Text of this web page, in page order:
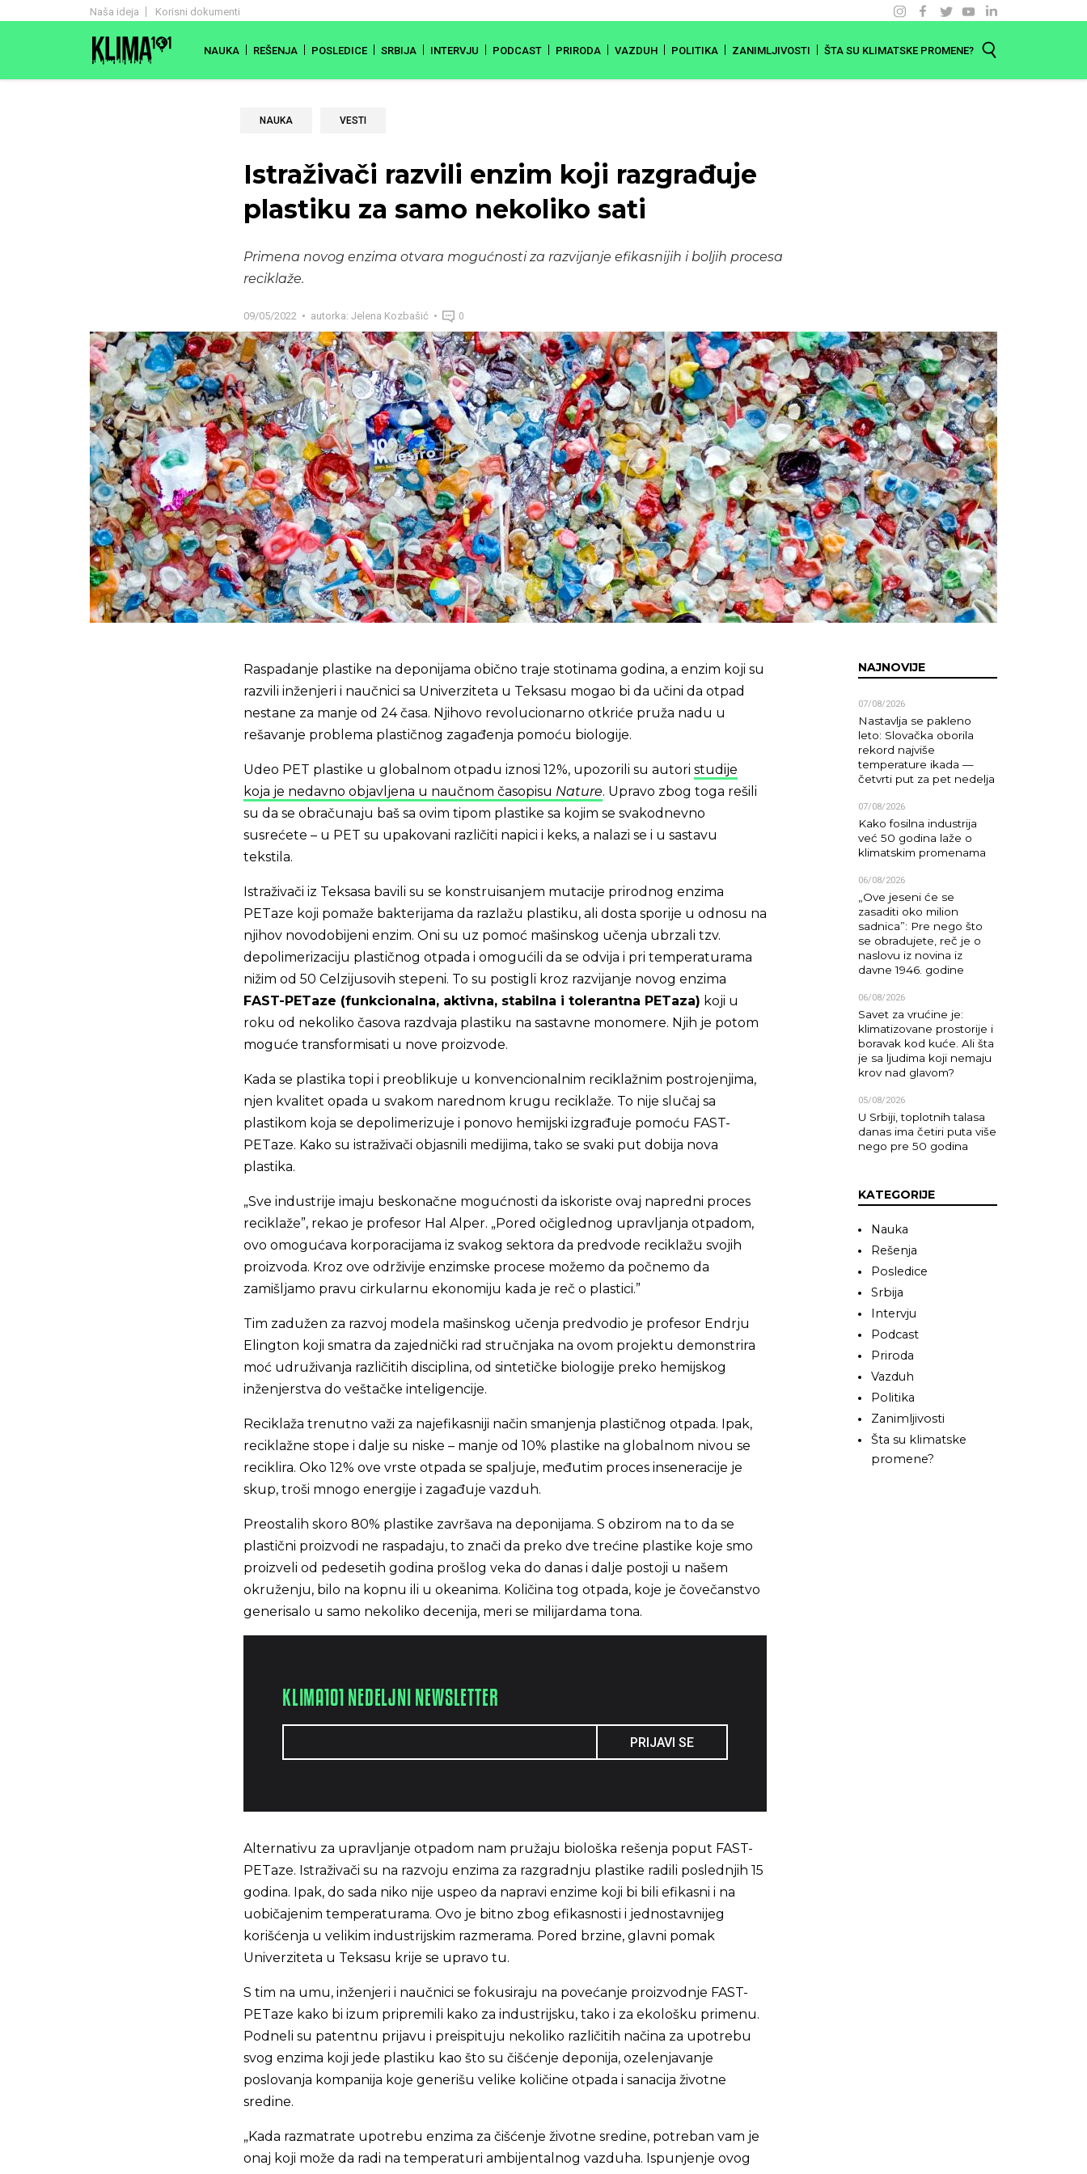
Naša ideja Korisni dokumenti
NAUKA REŠENJA POSLEDICE SRBIJA INTERVJU PODCAST PRIRODA VAZDUH POLITIKA ZANIMLJIVOSTI ŠTA SU KLIMATSKE PROMENE?
NAUKA VESTI
Istraživači razvili enzim koji razgrađuje
plastiku za samo nekoliko sati
Primena novog enzima otvara mogućnosti za razvijanje efikasnijih i boljih procesa
reciklaže.
09/05/2022 autorka: Jelena Kozbašić 0
Raspadanje plastike na deponijama obično traje stotinama godina, a enzim koji su
razvili inženjeri i naučnici sa Univerziteta u Teksasu mogao bi da učini da otpad
nestane za manje od 24 časa. Njihovo revolucionarno otkriće pruža nadu u
rešavanje problema plastičnog zagađenja pomoću biologije.
Udeo PET plastike u globalnom otpadu iznosi 12%, upozorili su autori studije
koja je nedavno objavljena u naučnom časopisu Nature. Upravo zbog toga rešili
su da se obračunaju baš sa ovim tipom plastike sa kojim se svakodnevno
susrećete – u PET su upakovani različiti napici i keks, a nalazi se i u sastavu
tekstila.
Istraživači iz Teksasa bavili su se konstruisanjem mutacije prirodnog enzima
PETaze koji pomaže bakterijama da razlažu plastiku, ali dosta sporije u odnosu na
njihov novodobijeni enzim. Oni su uz pomoć mašinskog učenja ubrzali tzv.
depolimerizaciju plastičnog otpada i omogućili da se odvija i pri temperaturama
nižim od 50 Celzijusovih stepeni. To su postigli kroz razvijanje novog enzima
FAST-PETaze (funkcionalna, aktivna, stabilna i tolerantna PETaza) koji u
roku od nekoliko časova razdvaja plastiku na sastavne monomere. Njih je potom
moguće transformisati u nove proizvode.
Kada se plastika topi i preoblikuje u konvencionalnim reciklažnim postrojenjima,
njen kvalitet opada u svakom narednom krugu reciklaže. To nije slučaj sa
plastikom koja se depolimerizuje i ponovo hemijski izgrađuje pomoću FAST-
PETaze. Kako su istraživači objasnili medijima, tako se svaki put dobija nova
plastika.
„Sve industrije imaju beskonačne mogućnosti da iskoriste ovaj napredni proces
reciklaže”, rekao je profesor Hal Alper. „Pored očiglednog upravljanja otpadom,
ovo omogućava korporacijama iz svakog sektora da predvode reciklažu svojih
proizvoda. Kroz ove održivije enzimske procese možemo da počnemo da
zamišljamo pravu cirkularnu ekonomiju kada je reč o plastici.”
Tim zadužen za razvoj modela mašinskog učenja predvodio je profesor Endrju
Elington koji smatra da zajednički rad stručnjaka na ovom projektu demonstrira
moć udruživanja različitih disciplina, od sintetičke biologije preko hemijskog
inženjerstva do veštačke inteligencije.
Reciklaža trenutno važi za najefikasniji način smanjenja plastičnog otpada. Ipak,
reciklažne stope i dalje su niske – manje od 10% plastike na globalnom nivou se
reciklira. Oko 12% ove vrste otpada se spaljuje, međutim proces inseneracije je
skup, troši mnogo energije i zagađuje vazduh.
Preostalih skoro 80% plastike završava na deponijama. S obzirom na to da se
plastični proizvodi ne raspadaju, to znači da preko dve trećine plastike koje smo
proizveli od pedesetih godina prošlog veka do danas i dalje postoji u našem
okruženju, bilo na kopnu ili u okeanima. Količina tog otpada, koje je čovečanstvo
generisalo u samo nekoliko decenija, meri se milijardama tona.
KLIMA101 NEDELJNI NEWSLETTER
PRIJAVI SE
Alternativu za upravljanje otpadom nam pružaju biološka rešenja poput FAST-
PETaze. Istraživači su na razvoju enzima za razgradnju plastike radili poslednjih 15
godina. Ipak, do sada niko nije uspeo da napravi enzime koji bi bili efikasni i na
uobičajenim temperaturama. Ovo je bitno zbog efikasnosti i jednostavnijeg
korišćenja u velikim industrijskim razmerama. Pored brzine, glavni pomak
Univerziteta u Teksasu krije se upravo tu.
S tim na umu, inženjeri i naučnici se fokusiraju na povećanje proizvodnje FAST-
PETaze kako bi izum pripremili kako za industrijsku, tako i za ekološku primenu.
Podneli su patentnu prijavu i preispituju nekoliko različitih načina za upotrebu
svog enzima koji jede plastiku kao što su čišćenje deponija, ozelenjavanje
poslovanja kompanija koje generišu velike količine otpada i sanacija životne
sredine.
„Kada razmatrate upotrebu enzima za čišćenje životne sredine, potreban vam je
onaj koji može da radi na temperaturi ambijentalnog vazduha. Ispunjenje ovog
NAJNOVIJE
07/08/2026
Nastavlja se pakleno
leto: Slovačka oborila
rekord najviše
temperature ikada —
četvrti put za pet nedelja
07/08/2026
Kako fosilna industrija
već 50 godina laže o
klimatskim promenama
06/08/2026
„Ove jeseni će se
zasaditi oko milion
sadnica”: Pre nego što
se obradujete, reč je o
naslovu iz novina iz
davne 1946. godine
06/08/2026
Savet za vrućine je:
klimatizovane prostorije i
boravak kod kuće. Ali šta
je sa ljudima koji nemaju
krov nad glavom?
05/08/2026
U Srbiji, toplotnih talasa
danas ima četiri puta više
nego pre 50 godina
KATEGORIJE
Nauka
Rešenja
Posledice
Srbija
Intervju
Podcast
Priroda
Vazduh
Politika
Zanimljivosti
Šta su klimatske
promene?